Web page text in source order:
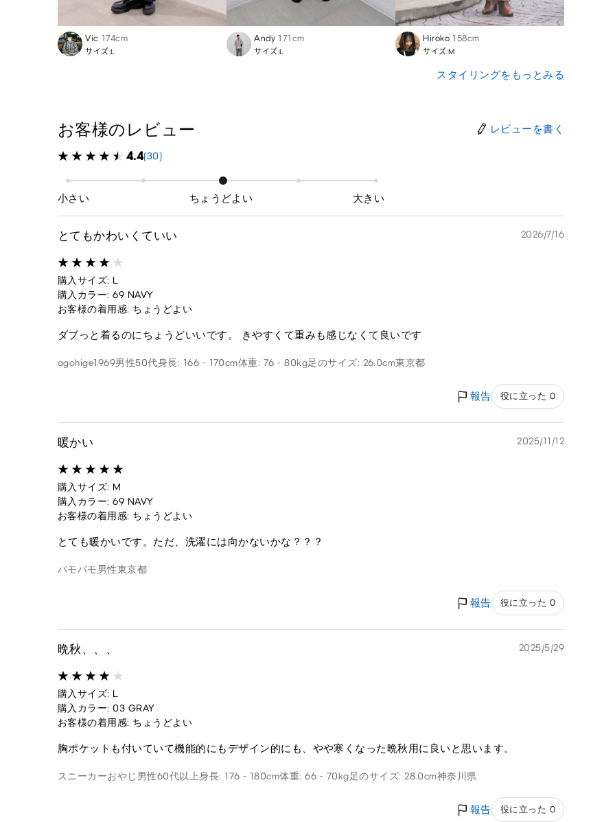
Vic 174cm
サイズ:L
Andy 171cm
サイズ:L
Hiroko 158cm
サイズ:M
スタイリングをもっとみる
お客様のレビュー レビューを書く
4.4(30)
小さい ちょうどよい 大きい
とてもかわいくていい 2026/7/16
購入サイズ: L
購入カラー: 69 NAVY
お客様の着用感: ちょうどよい
ダブっと着るのにちょうどいいです。 きやすくて重みも感じなくて良いです
agohige1969男性50代身長: 166 - 170cm体重: 76 - 80kg足のサイズ: 26.0cm東京都
報告 役に立った 0
暖かい 2025/11/12
購入サイズ: M
購入カラー: 69 NAVY
お客様の着用感: ちょうどよい
とても暖かいです。ただ、洗濯には向かないかな？？？
パモパモ男性東京都
報告 役に立った 0
晩秋、、、 2025/5/29
購入サイズ: L
購入カラー: 03 GRAY
お客様の着用感: ちょうどよい
胸ポケットも付いていて機能的にもデザイン的にも、やや寒くなった晩秋用に良いと思います。
スニーカーおやじ 男性60代以上身長: 176 - 180cm体重: 66 - 70kg足のサイズ: 28.0cm神奈川県
報告 役に立った 0